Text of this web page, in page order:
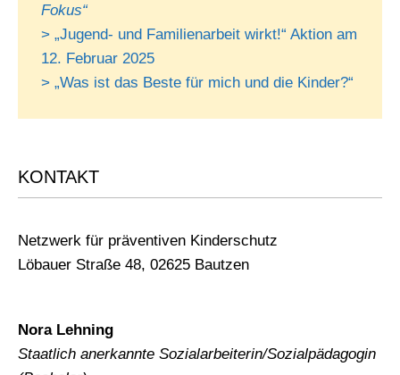
Fokus“
> „Jugend- und Familienarbeit wirkt!“ Aktion am
12. Februar 2025
> „Was ist das Beste für mich und die Kinder?“
KONTAKT
Netzwerk für präventiven Kinderschutz
Löbauer Straße 48, 02625 Bautzen
Nora Lehning
Staatlich anerkannte Sozialarbeiterin/Sozialpädagogin